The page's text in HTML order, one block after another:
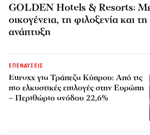
GOLDEN Hotels & Resorts: Με
οικογένεια, τη φιλοξενία και
ανάπτυξη
ΕΠΕΝΔΥΣΕΙΣ
Euroxx για Τράπεζα Κύπρου: Από τις
πιο ελκυστικές επιλογές στην Ευρώπη
– Περιθώριο ανόδου 22,6%